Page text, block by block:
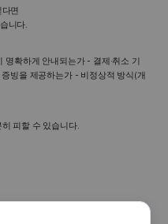
면
니다.
명확하게 안내되는가 - 결제·취소 기
빙을 제공하는가 - 비정상적 방식(개
피할 수 있습니다.